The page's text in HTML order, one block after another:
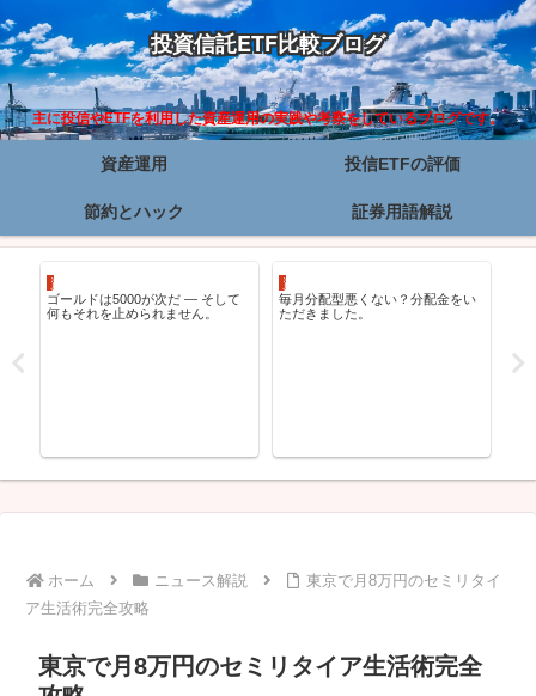
投資信託ETF比較ブログ
主に投信やETFを利用した資産運用の実践や考察をしているブログです。
資産運用 投信ETFの評価
節約とハック 証券用語解説
資産運用
ゴールドは5000が次だ — そして
何もそれを止められません。
資産運用
毎月分配型悪くない？分配金をい
ただきました。
ホーム ニュース解説
東京で月8万円のセミリタイ
ア生活術完全攻略
東京で月8万円のセミリタイア生活術完全